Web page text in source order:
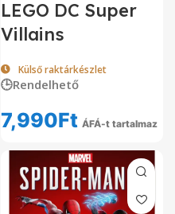
LEGO DC Super
Villains
Külső raktárkészlet
🕒Rendelhető
7,990Ft ÁFÁ-t tartalmaz